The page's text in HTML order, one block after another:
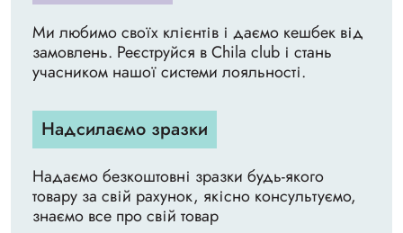
Ми любимо своїх клієнтів і даємо кешбек від
замовлень. Реєструйся в Chila club і стань
учасником нашої системи лояльності.
Надсилаємо зразки
Надаємо безкоштовні зразки будь-якого
товару за свій рахунок, якісно консультуємо,
знаємо все про свій товар